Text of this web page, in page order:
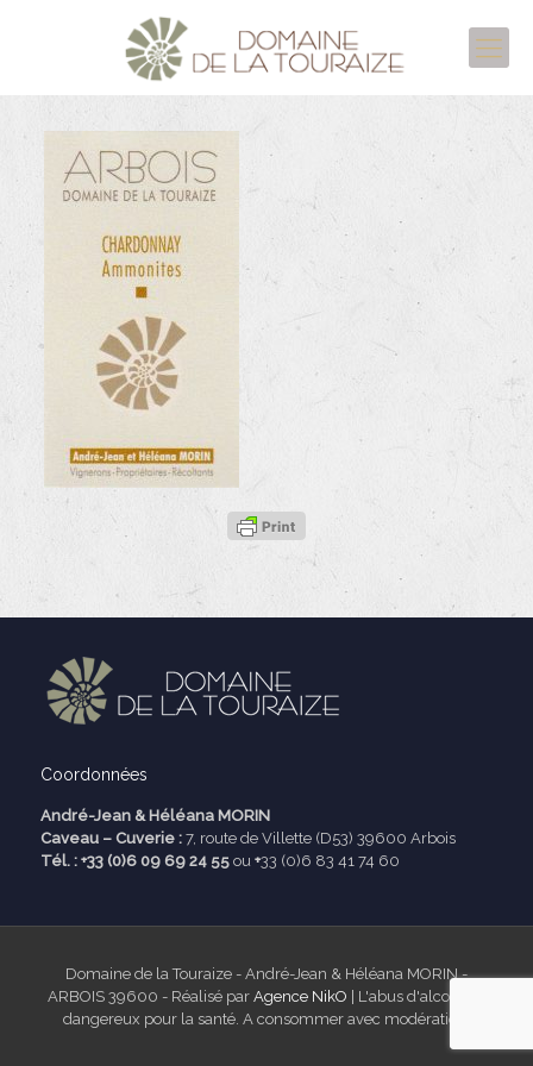
Coordonnées
André-Jean & Héléana MORIN
Caveau – Cuverie : 7, route de Villette (D53) 39600 Arbois
Tél. : +33 (0)6 09 69 24 55 ou +33 (0)6 83 41 74 60
Domaine de la Touraize - André-Jean & Héléana MORIN -
ARBOIS 39600 - Réalisé par Agence NikO | L'abus d'alcool est
dangereux pour la santé. A consommer avec modération.